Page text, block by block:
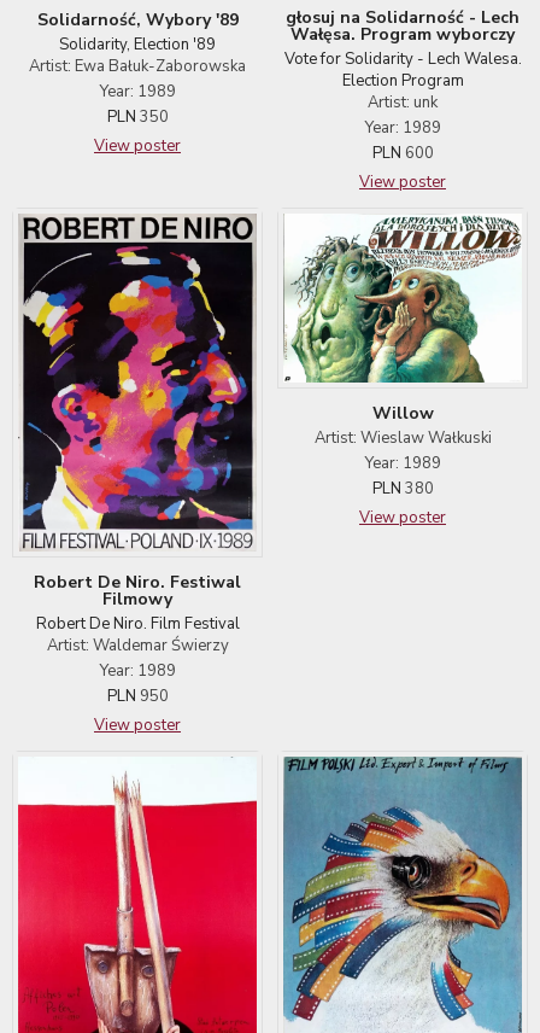
Solidarność, Wybory '89
Solidarity, Election '89
Artist: Ewa Bałuk-Zaborowska
Year: 1989
PLN 350
View poster
głosuj na Solidarność - Lech
Wałęsa. Program wyborczy
Vote for Solidarity - Lech Walesa.
Election Program
Artist: unk
Year: 1989
PLN 600
View poster
Robert De Niro. Festiwal
Filmowy
Robert De Niro. Film Festival
Artist: Waldemar Świerzy
Year: 1989
PLN 950
View poster
Willow
Artist: Wieslaw Wałkuski
Year: 1989
PLN 380
View poster